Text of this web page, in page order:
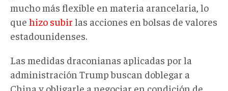
mucho más flexible en materia arancelaria, lo
que hizo subir las acciones en bolsas de valores
estadounidenses.
Las medidas draconianas aplicadas por la
administración Trump buscan doblegar a
China y obligarle a negociar en condición de